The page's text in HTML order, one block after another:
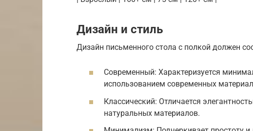
Дизайн и стиль
Дизайн письменного стола с полкой должен
Современный: Характеризуется
использованием современных
Классический: Отличается
натуральных материалов.